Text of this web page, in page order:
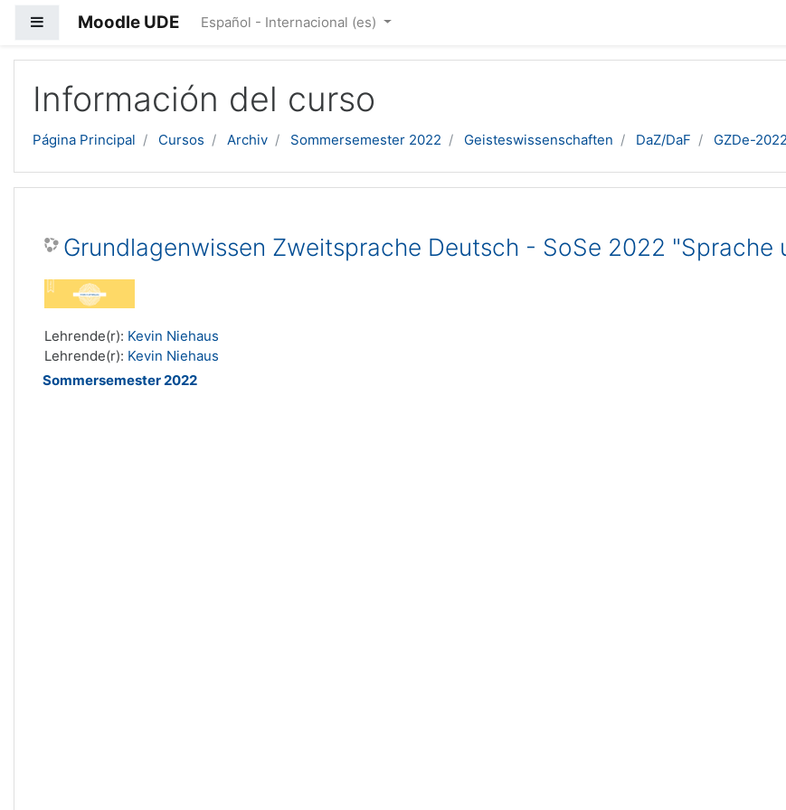
Panel lateral
Moodle UDE Español - Internacional ‎(es)‎
Información del curso
Página Principal Cursos Archiv Sommersemester 2022 Geisteswissenschaften DaZ/DaF GZDe-
Grundlagenwissen Zweitsprache Deutsch - SoSe 2022
Lehrende(r): Kevin Niehaus
Lehrende(r): Kevin Niehaus
Sommersemester 2022